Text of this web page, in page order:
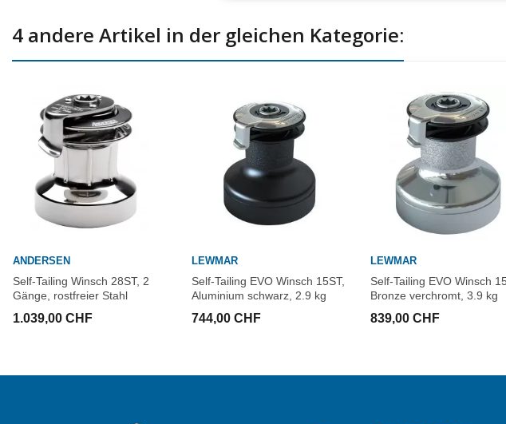
4 andere Artikel in der gleichen Kategorie:
ANDERSEN
Self-Tailing Winsch 28ST, 2
Gänge, rostfreier Stahl
1.039,00 CHF
LEWMAR
Self-Tailing EVO Winsch 15ST,
Aluminium schwarz, 2.9 kg
744,00 CHF
LEWMAR
Self-Tailing EVO Winsch
Bronze verchromt, 3.9 kg
839,00 CHF